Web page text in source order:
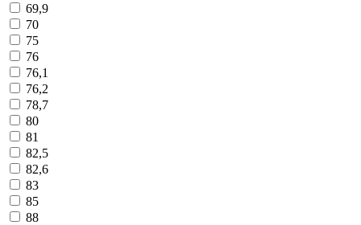
69,9
70
75
76
76,1
76,2
78,7
80
81
82,5
82,6
83
85
88